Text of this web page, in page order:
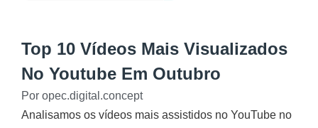
Top 10 Vídeos Mais Visualizados
No Youtube Em Outubro
Por opec.digital.concept
Analisamos os vídeos mais assistidos no YouTube no